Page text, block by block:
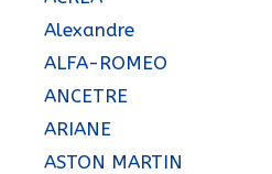
Alexandre
ALFA-ROMEO
ANCETRE
ARIANE
ASTON MARTIN